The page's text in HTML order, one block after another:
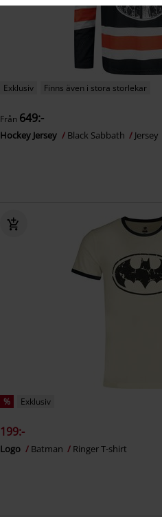
Exklusiv Finns även i stora storlekar
Från 649:-
Hockey Jersey Black Sabbath Jersey
% Exklusiv
199:-
Logo Batman Ringer T-shirt